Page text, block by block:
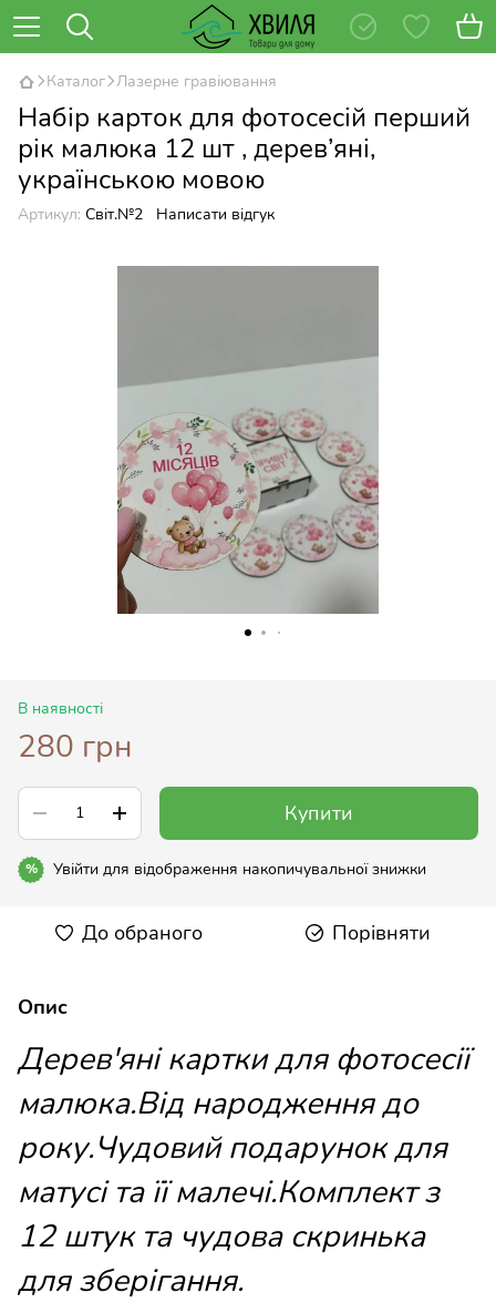
Каталог Лазерне гравіювання
Набір карток для фотосесій перший
рік малюка 12 шт , дерев’яні,
українською мовою
Артикул: Світ.№2 Написати відгук
В наявності
280 грн
Купити
% Увійти для відображення накопичувальної знижки
До обраного Порівняти
Опис
Дерев'яні картки для фотосесії
малюка.Від народження до
року.Чудовий подарунок для
матусі та її малечі.Комплект з
12 штук та чудова скринька
для зберігання.